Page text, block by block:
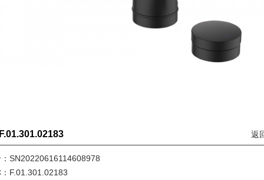
F.01.301.02183 返
SN20220616114608978
F.01.301.02183